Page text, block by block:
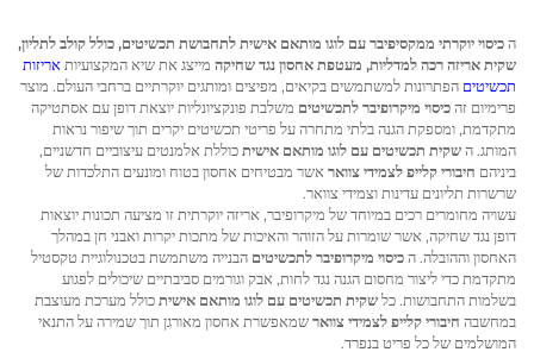
הכיסוי יוקרתי ממקסיפיבר עם לוגו מותאם אישית לתחבושת תכשיטים, כולל קולב לתליון,
שקית אריזה רכה למדליות, מעטפת אחסון נגד שחיקה מייצג את שיא המקצועיות אריזות
תכשיטים הפתרונות למשתמשים בקיאים, מפיצים ומותגים יוקרתיים ברחבי העולם. מוצר
פרימיום זהכיסוי מיקרופיבר לתכשיטים משלבת פונקציונליות יוצאת דופן עם אסתטיקה
מתקדמת, ומספקת הגנה בלתי מתחרה על פריטי תכשיטים יקרים תוך שיפור נראות
המותג. השקית תכשיטים עם לוגו מותאם אישיתכוללת אלמנטים עיצוביים חדשניים,
ביניהם חיבורי קלייפ לצמידי צוואראשר מבטיחים אחסון בטוח ומונעים התלכדות של
שרשרות תליונים עדינות וצמידי צוואר.
עשויה מחומרים רכים במיוחד של מיקרופיבר, אריזה יוקרתית זו מציעה תכונות יוצאות
דופן נגד שחיקה, אשר שומרות על הזוהר והאיכות של מתכות יקרות ואבני חן במהלך
האחסון וההובלה. הכיסוי מיקרופיבר לתכשיטים הבנייה משתמשת בטכנולוגיית טקסטיל
מתקדמת כדי ליצור מחסום הגנה נגד לחות, אבק וגורמים סביבתיים שיכולים לפגוע
בשלמות התחבושות. כלשקית תכשיטים עם לוגו מותאם אישיתכולל מערכת מעוצבת
במחשבה חיבורי קלייפ לצמידי צווארשמאפשרת אחסון מאורגן תוך שמירה על התנאי
המושלמים של כל פריט בנפרד.